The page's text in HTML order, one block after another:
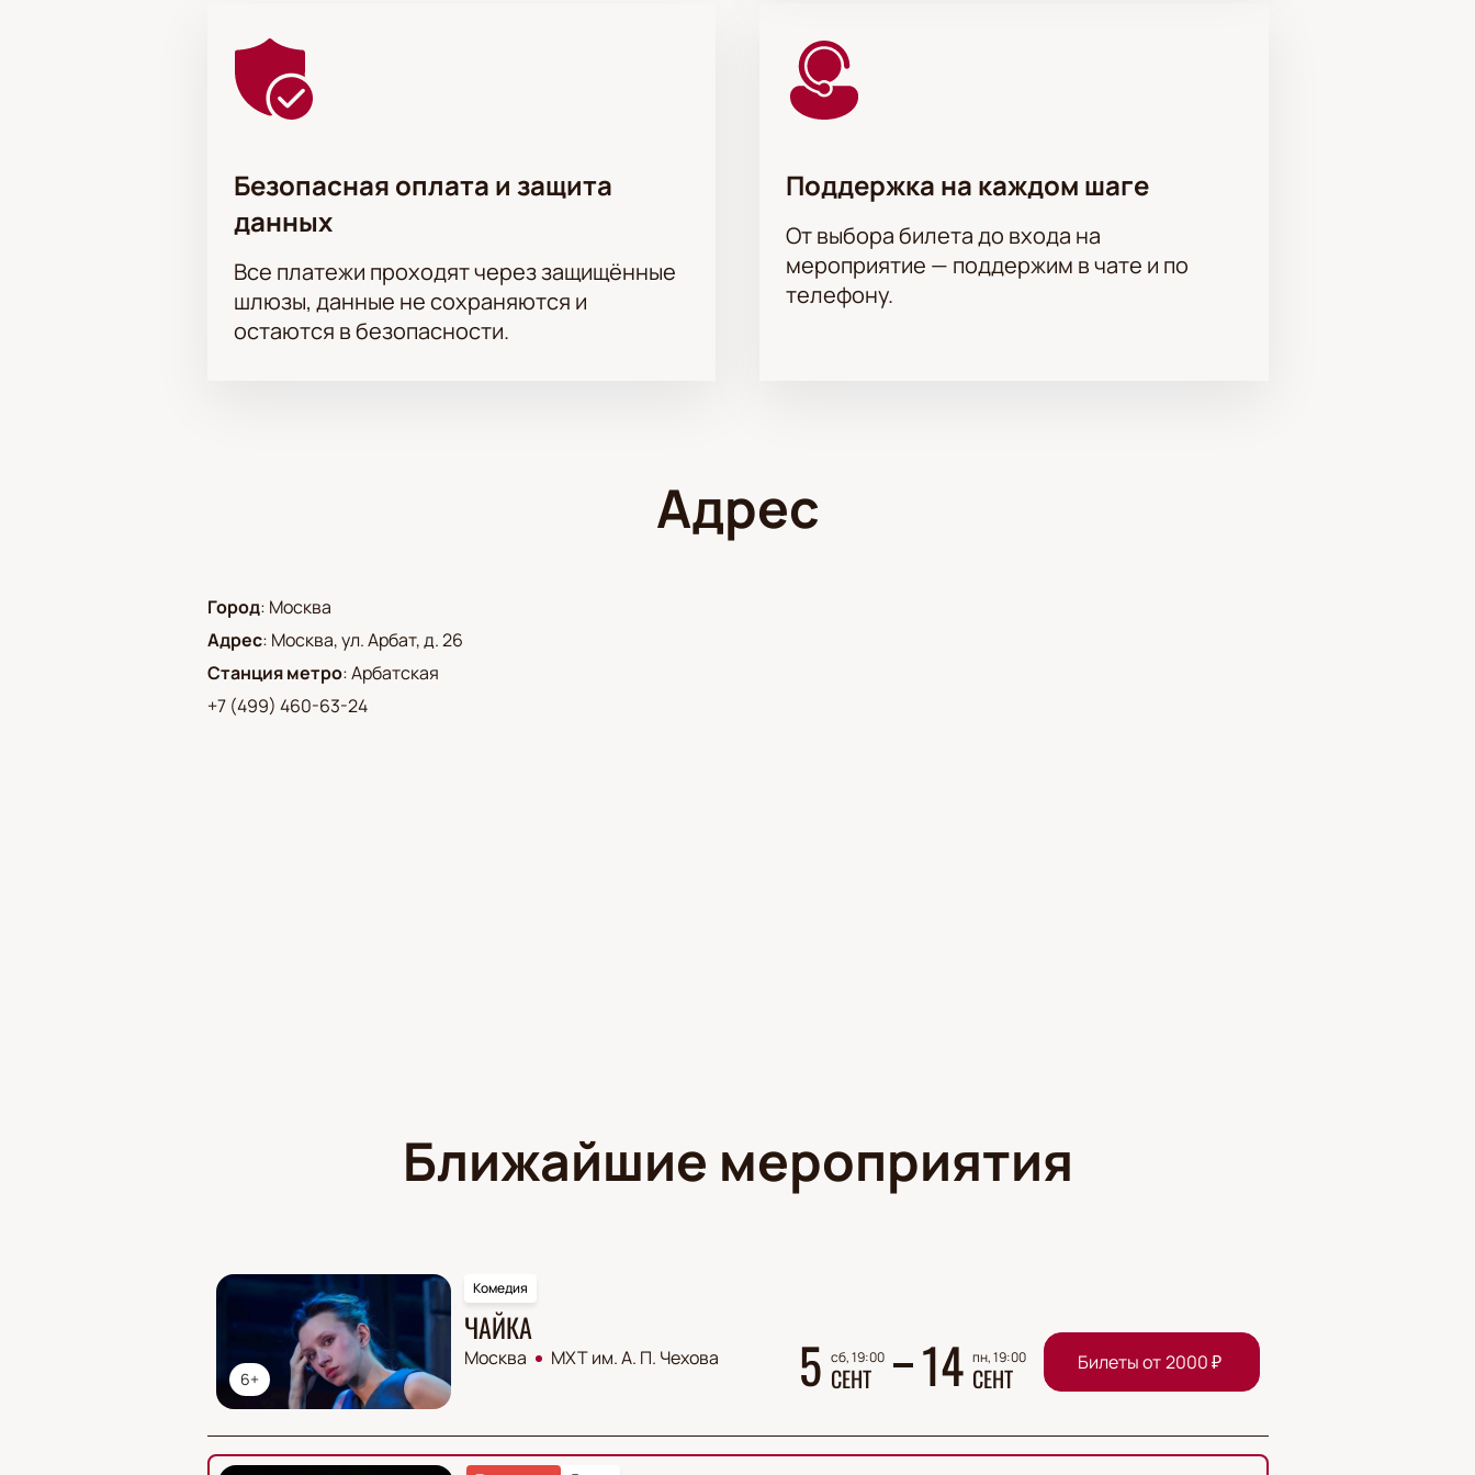
Безопасная оплата и защита
данных
Все платежи проходят через защищённые
шлюзы, данные не сохраняются и
остаются в безопасности.
Поддержка на каждом шаге
От выбора билета до входа на
мероприятие — поддержим в чате и по
телефону.
Адрес
Город: Москва
Адрес: Москва, ул. Арбат, д. 26
Станция метро:Арбатская
+7 (499) 460-63-24
Ближайшие мероприятия
6+
Комедия
ЧАЙКА
Москва МХТ им. А. П. Чехова 5 сб, 19:00
СЕНТ 14 пн, 19:00
СЕНТ Билеты от 2000₽